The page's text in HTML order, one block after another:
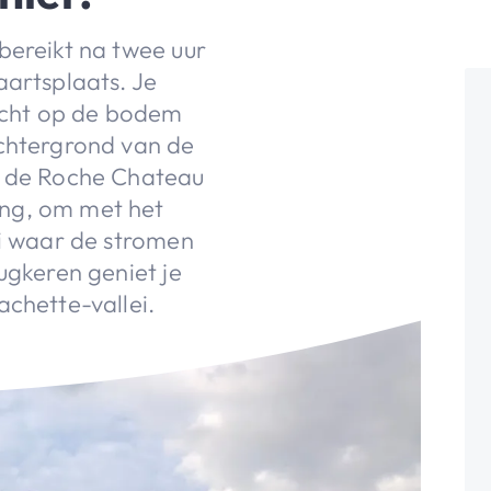
na twee uur
Je
op de bodem
van de
Roche Chateau
om met het
waar de stromen
geniet je
vallei.